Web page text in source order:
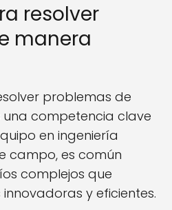
resolver
manera
problemas de
competencia clave
en ingeniería
campo, es común
complejos que
y eficientes.